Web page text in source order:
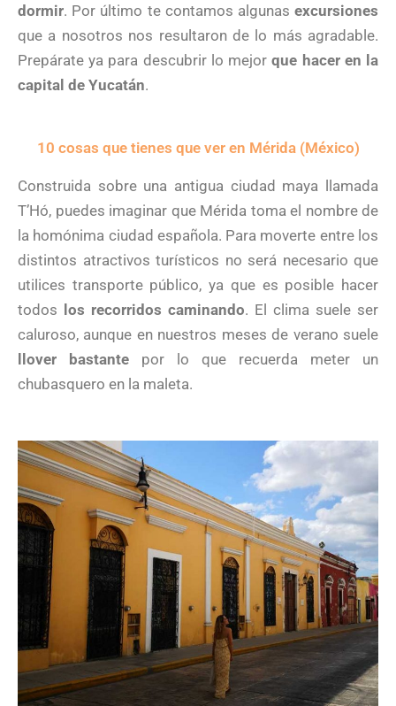
dormir. Por último te contamos algunas excursiones
que a nosotros nos resultaron de lo más agradable.
Prepárate ya para descubrir lo mejorque hacer en la
capital de Yucatán.
10 cosas que tienes que ver en Mérida (México)
Construida sobre una antigua ciudad maya llamada
T’Hó, puedes imaginar que Mérida toma el nombre de
la homónima ciudad española. Para moverte entre los
distintos atractivos turísticos no será necesario que
utilices transporte público, ya que es posible hacer
todos
los recorridos caminando. El clima suele ser
caluroso, aunque en nuestros meses de verano suele
llover bastante por lo que recuerda meter un
chubasquero en la maleta.